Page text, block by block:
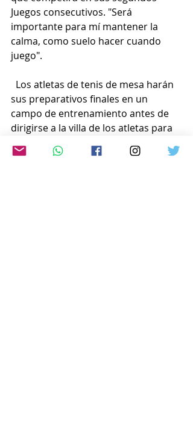
Juegos consecutivos. "Será
importante para mí mantener la
calma, como suelo hacer cuando
juego".
Los atletas de tenis de mesa harán
sus preparativos finales en un
campo de entrenamiento antes de
dirigirse a la villa de los atletas para
los Juegos.